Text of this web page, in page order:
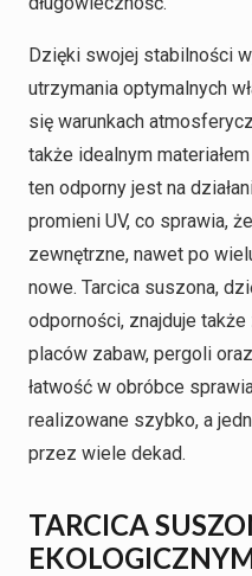
Dzięki swojej stabilności
utrzymania optymalnych
się warunkach
także idealnym
ten odporny jest na
promieni UV, co sprawia,
zewnętrzne, nawet po
nowe. Tarcica suszona,
odporności, znajduje
placów zabaw, pergoli
łatwość w obróbce
realizowane szybko, a
przez wiele dekad.
TARCICA